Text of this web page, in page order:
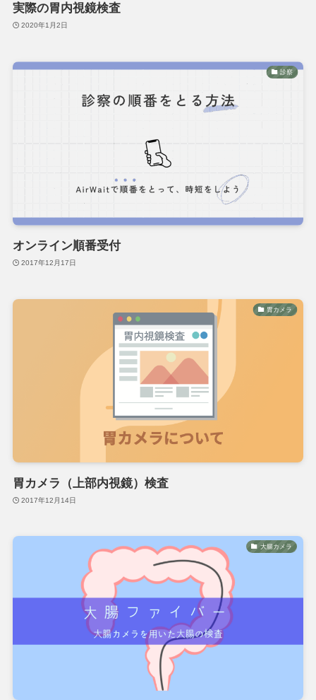
実際の胃内視鏡検査
2020年1月2日
診察
オンライン順番受付
2017年12月17日
胃カメラ
胃カメラ（上部内視鏡）検査
2017年12月14日
大腸カメラ